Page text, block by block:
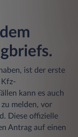
ist der erste
Kfz-
kann es auch
melden, vor
Diese offizielle
Antrag auf einen